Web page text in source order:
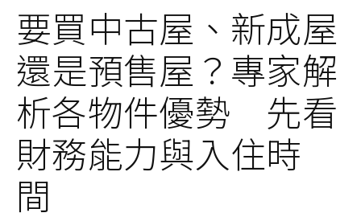
要買中古屋、新成屋
還是預售屋？專家解
析各物件優勢 先看
財務能力與入住時
間